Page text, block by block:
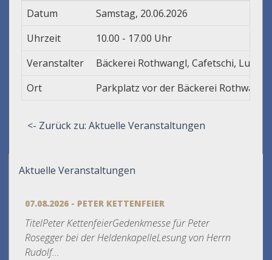
Datum
Samstag, 20.06.2026
Uhrzeit
10.00 - 17.00 Uhr
Veranstalter
Bäckerei Rothwangl, Cafetschi,
Ort
Parkplatz vor der Bäckerei Rothwangl
<- Zurück zu: Aktuelle Veranstaltungen
Aktuelle Veranstaltungen
07.08.2026 - PETER KETTENFEIER
TitelPeter KettenfeierGedenkmesse für Peter
Rosegger bei der HeldenkapelleLesung von Herrn
Rudolf...